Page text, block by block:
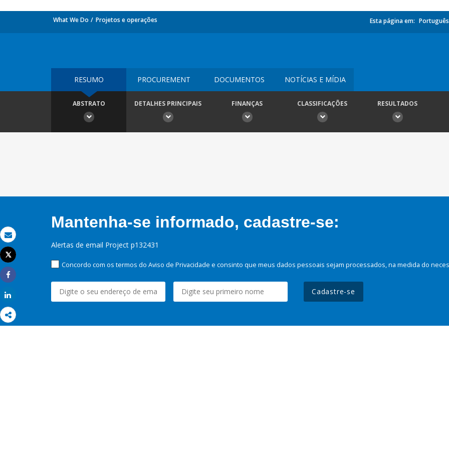
Email
Imprimir
Tweet
Share
What We Do Projetos e operações Esta página em: Português
RESUMO PROCUREMENT DOCUMENTOS NOTÍCIAS E MÍDIA
ABSTRATO DETALHES PRINCIPAIS FINANÇAS CLASSIFICAÇÕES RESULTADOS
Mantenha-se informado, cadastre-se:
Alertas de email Project p132431
Concordo com os termos do Aviso de Privacidade e consinto que meus dados pessoais sejam processados, na medida do
Cadastre-se